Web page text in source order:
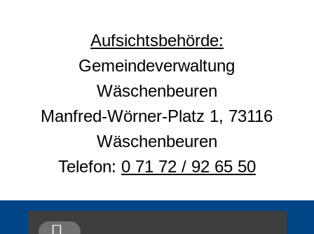
Aufsichtsbehörde:
Gemeindeverwaltung
Wäschenbeuren
Manfred-Wörner-Platz 1, 73116
Wäschenbeuren
Telefon: 0 71 72 / 92 65 50